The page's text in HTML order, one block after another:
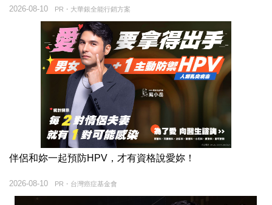
PR・大華銀全能行銷方案
2026-08-10
伴侶和妳一起預防HPV，才有資格說愛妳！
PR・台灣癌症基金會
2026-08-10